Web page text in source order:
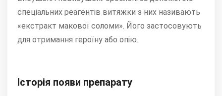
спеціальних реагентів витяжки з них називають
«екстракт макової соломи». Його застосовують
для отримання героїну або опію.
Історія появи препарату